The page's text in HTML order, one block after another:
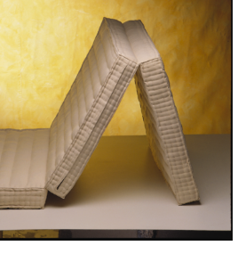
Passwort vergessen?